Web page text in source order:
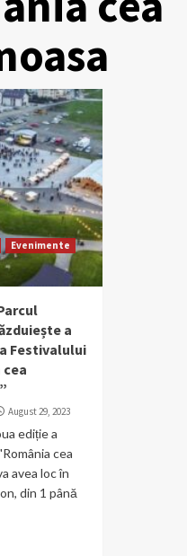
Evenimente
a
Festivalului
cea
August 29, 2023
ediție a
cea
avea loc în
din 1 până